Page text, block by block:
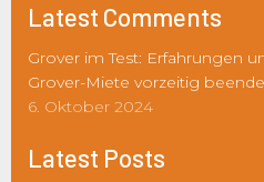
Latest Comments
Grover im Test: Erfahrungen
Grover-Miete vorzeitig
6. Oktober 2024
Latest Posts